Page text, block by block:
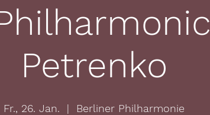
Petrenko
Fr., 26. Jan.
  |
Berliner Philharmonie